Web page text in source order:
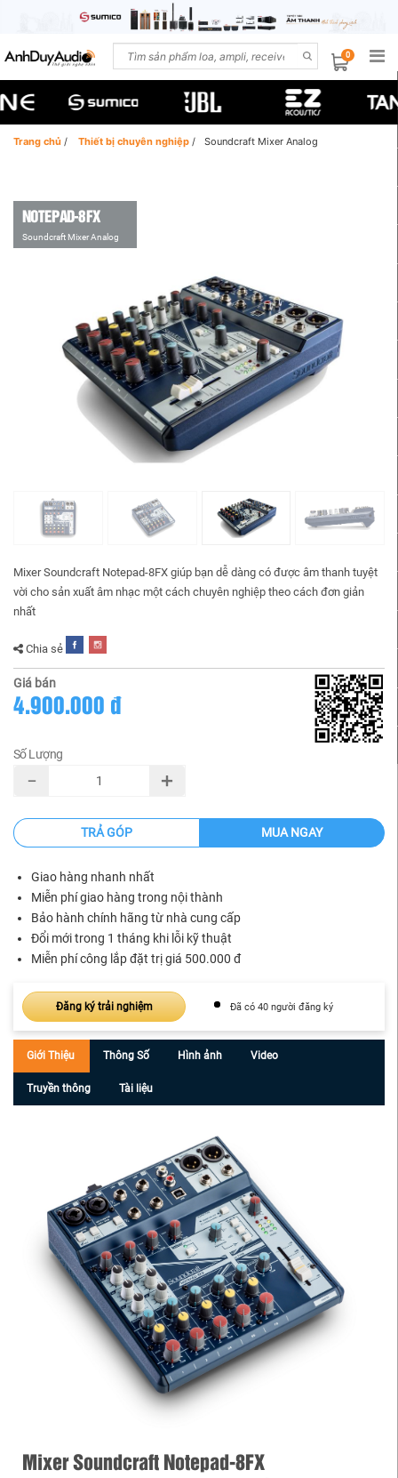
0
Trang chủ / Thiết bị chuyên nghiệp / Soundcraft Mixer Analog
NOTEPAD-8FX
Soundcraft Mixer Analog
Mixer Soundcraft Notepad-8FX giúp bạn dễ dàng có được âm thanh tuyệt
vời cho sản xuất âm nhạc một cách chuyên nghiệp theo cách đơn giản
nhất
Chia sẻ
Giá bán
4.900.000 đ
Số Lượng
TRẢ GÓP MUA NGAY
Giao hàng nhanh nhất
Miễn phí giao hàng trong nội thành
Bảo hành chính hãng từ nhà cung cấp
Đổi mới trong 1 tháng khi lỗi kỹ thuật
Miễn phí công lắp đặt trị giá 500.000 đ
Đăng ký trải nghiệm Đã có 40 người đăng ký
Giới Thiệu Thông Số Hình ảnh Video
Truyền thông Tài liệu
Mixer Soundcraft Notepad-8FX